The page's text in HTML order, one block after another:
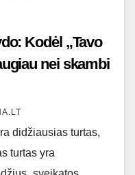
Kodėl „Tavo
nei skambi
didžiausias turtas,
turtas yra